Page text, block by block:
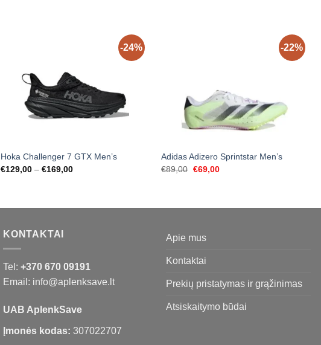
-24%
Hoka Challenger 7 GTX Men’s
€129,00 – €169,00Price
-22%
Adidas Adizero Sprintstar Men’s
€89,00 Original
€69,00Current
KONTAKTAI
Tel: +370 670 09191
Email: info@aplenksave.lt
UAB AplenkSave
Įmonės kodas: 307022707
Apie mus
Kontaktai
Prekių pristatymas ir grąžinimas
Atsiskaitymo būdai